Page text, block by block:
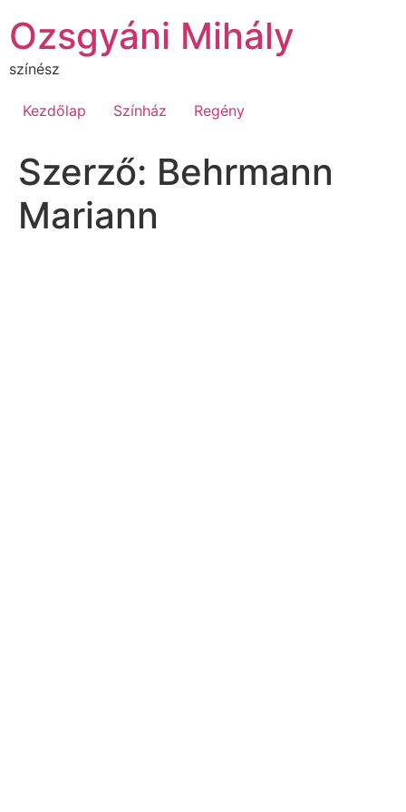
tartalomhoz
Ozsgyáni Mihály
színész
Kezdőlap Színház Regény
Szerző: Behrmann
Mariann